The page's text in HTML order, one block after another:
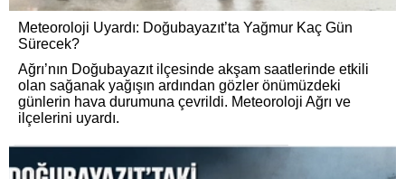
Meteoroloji Uyardı: Doğubayazıt’ta Yağmur Kaç Gün
Sürecek?
Ağrı’nın Doğubayazıt ilçesinde akşam saatlerinde etkili
olan sağanak yağışın ardından gözler önümüzdeki
günlerin hava durumuna çevrildi. Meteoroloji Ağrı ve
ilçelerini uyardı.